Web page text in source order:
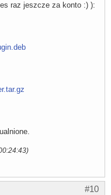
raz jeszcze za konto :) ):
#10